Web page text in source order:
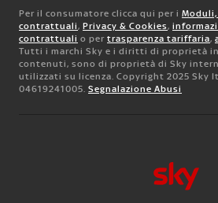
Per il consumatore clicca qui per i
contrattuali, Privacy & Cookies,
contrattuali o per trasparenza tariffaria,
Tutti i marchi Sky e i diritti di proprietà
contenuti, sono di proprietà di Sky
utilizzati su licenza. Copyright 2025 Sky
04619241005. Segnalazione Abusi